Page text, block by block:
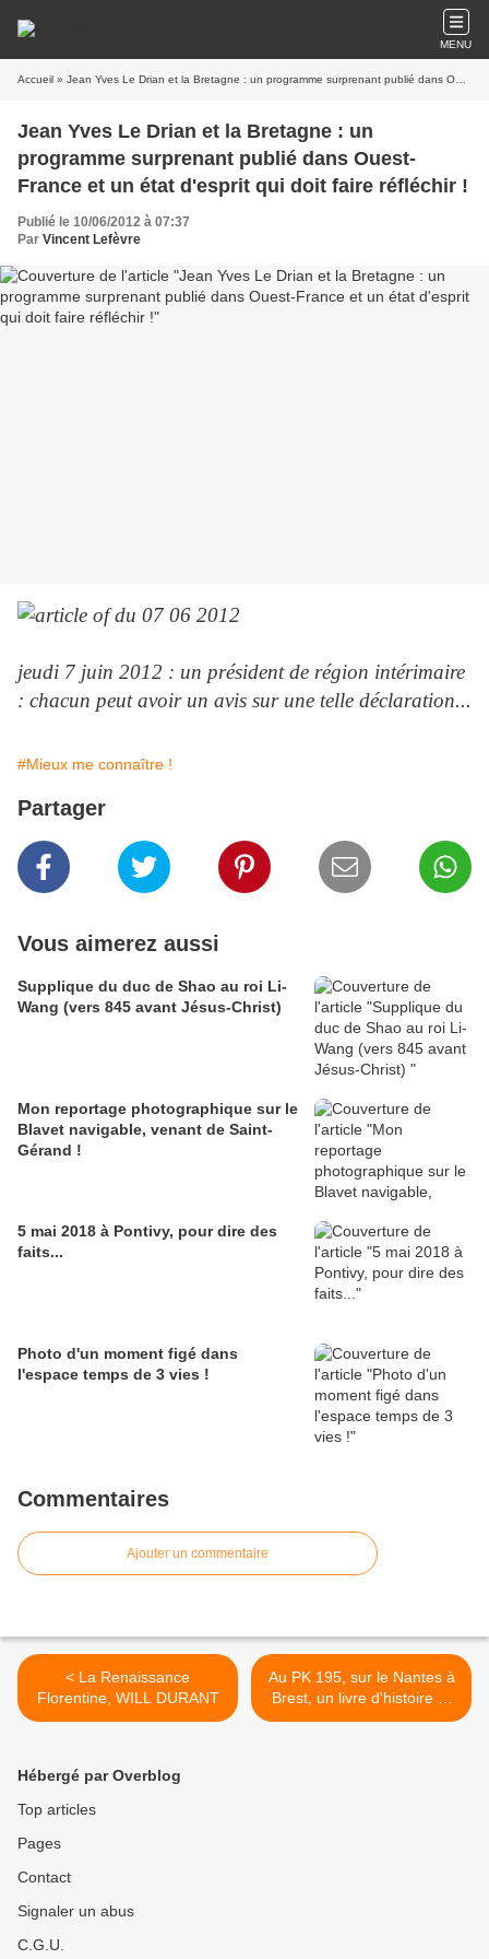
MENU
Accueil » Jean Yves Le Drian et la Bretagne : un programme surprenant publié dans Ouest-France et un état d'esprit qui doit faire réfléchir !
Jean Yves Le Drian et la Bretagne : un
programme surprenant publié dans Ouest-
France et un état d'esprit qui doit faire réfléchir !
Publié le 10/06/2012 à 07:37
Par Vincent Lefèvre
jeudi 7 juin 2012 : un président de région intérimaire
: chacun peut avoir un avis sur une telle déclaration...
#Mieux me connaître !
Partager
Vous aimerez aussi
Supplique du duc de Shao au roi Li-
Wang (vers 845 avant Jésus-Christ)
Mon reportage photographique sur le
Blavet navigable, venant de Saint-
Gérand !
5 mai 2018 à Pontivy, pour dire des
faits...
Photo d'un moment figé dans
l'espace temps de 3 vies !
Commentaires
Ajouter un commentaire
< La Renaissance
Florentine, WILL DURANT
Au PK 195, sur le Nantes à
Brest, un livre d'histoire et
des remerciements ! >
Hébergé par Overblog
Top articles
Pages
Contact
Signaler un abus
C.G.U.